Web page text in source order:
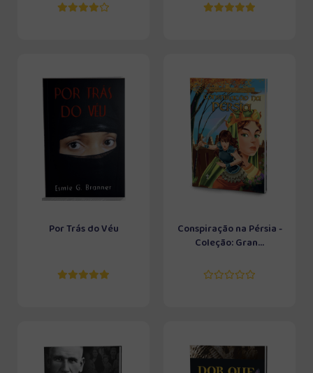
Por Trás do Véu
Conspiração na Pérsia -
Coleção: Gran...